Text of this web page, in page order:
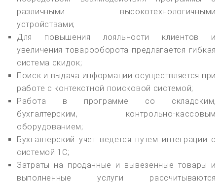
различными высокотехнологичными
устройствами;
Для повышения лояльности клиентов и
увеличения товарооборота предлагается гибкая
система скидок;
Поиск и выдача информации осуществляется при
работе с контекстной поисковой системой;
Работа в программе со складским,
бухгалтерским, контрольно-кассовым
оборудованием;
Бухгалтерский учет ведется путем интеграции с
системой 1С;
Затраты на проданные и вывезенные товары и
выполненные услуги рассчитываются